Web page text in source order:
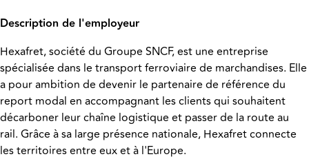
Description de l'employeur
Hexafret, société du Groupe SNCF, est une entreprise
spécialisée dans le transport ferroviaire de marchandises. Elle
a pour ambition de devenir le partenaire de référence du
report modal en accompagnant les clients qui souhaitent
décarboner leur chaîne logistique et passer de la route au
rail. Grâce à sa large présence nationale, Hexafret connecte
les territoires entre eux et à l'Europe.